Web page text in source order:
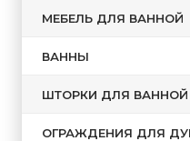
МЕБЕЛЬ ДЛЯ ВАННОЙ
ВАННЫ
ШТОРКИ ДЛЯ ВАННОЙ
ОГРАЖДЕНИЯ ДЛЯ